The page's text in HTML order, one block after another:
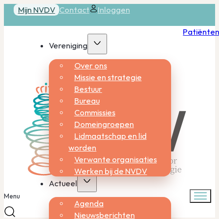
Mijn NVDV Contact Inloggen
Vereniging
Over ons
Missie en strategie
Bestuur
Bureau
Commissies
Domeingroepen
Lidmaatschap en lid
worden
Verwante organisaties
Werken bij de NVDV
Actueel
Agenda
Nieuwsberichten
Menu